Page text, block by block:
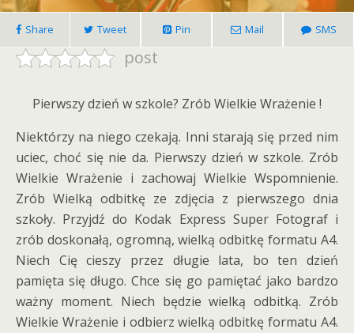
Share Tweet Pin Mail SMS
post
Pierwszy dzień w szkole? Zrób Wielkie Wrażenie !
Niektórzy na niego czekają. Inni starają się przed nim
uciec, choć się nie da. Pierwszy dzień w szkole. Zrób
Wielkie Wrażenie i zachowaj Wielkie Wspomnienie.
Zrób Wielką odbitkę ze zdjęcia z pierwszego dnia
szkoły. Przyjdź do Kodak Express Super Fotograf i
zrób doskonałą, ogromną, wielką odbitkę formatu A4.
Niech Cię cieszy przez długie lata, bo ten dzień
pamięta się długo. Chce się go pamiętać jako bardzo
ważny moment. Niech będzie wielką odbitką. Zrób
Wielkie Wrażenie i odbierz wielką odbitkę formatu A4.